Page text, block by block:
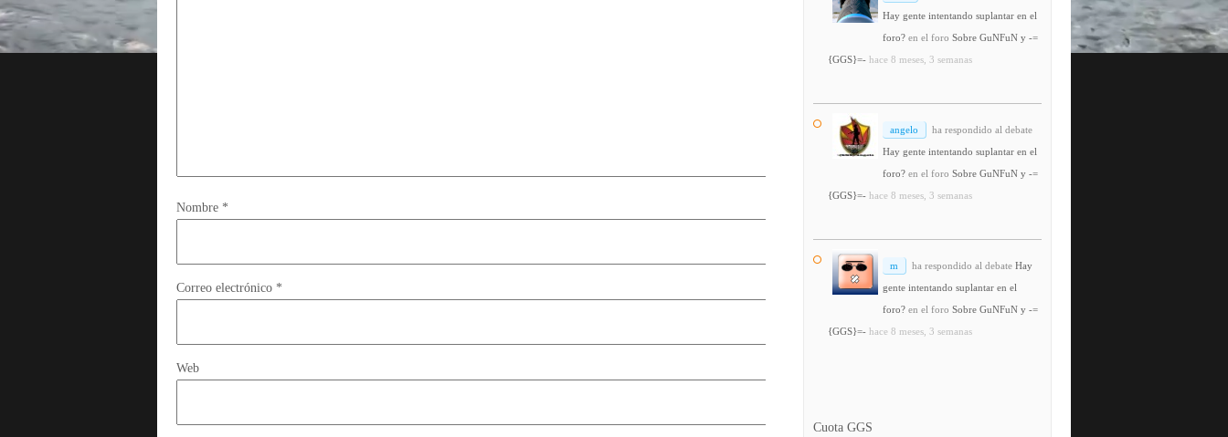
Nombre *
Correo electrónico *
Web
Hay gente intentando suplantar en el
foro? en el foro Sobre GuNFuN y -=
{GGS}=- hace 8 meses, 3 semanas
angelo
ha respondido al debate
Hay gente intentando suplantar en el
foro? en el foro Sobre GuNFuN y -=
{GGS}=- hace 8 meses, 3 semanas
m ha respondido al debate Hay
gente intentando suplantar en el
foro? en el foro Sobre GuNFuN y -=
{GGS}=- hace 8 meses, 3 semanas
Cuota GGS